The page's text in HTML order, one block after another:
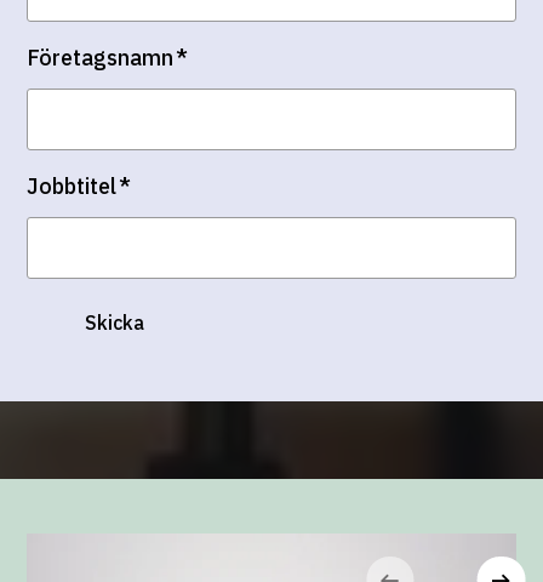
Företagsnamn*
Jobbtitel*